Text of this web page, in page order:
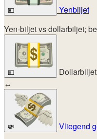
💴
Yenbiljet
Yen-biljet vs dollarbiljet;
💵
Dollarbiljet
↔
💸
Vliegend